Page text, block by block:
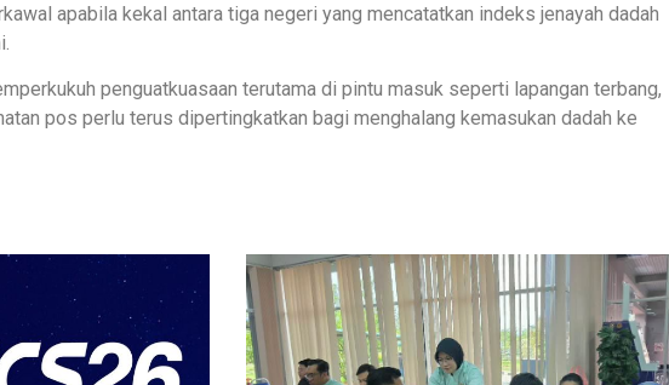
apabila kekal antara tiga negeri yang mencatatkan indeks jenayah dadah
penguatkuasaan terutama di pintu masuk seperti lapangan terbang,
pos perlu terus dipertingkatkan bagi menghalang kemasukan dadah ke